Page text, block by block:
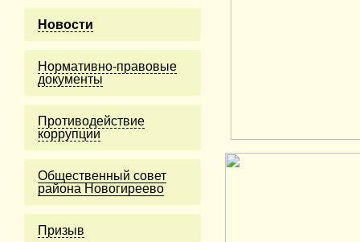
Новости
Нормативно-правовые
документы
Противодействие
коррупции
Общественный совет
района Новогиреево
Призыв